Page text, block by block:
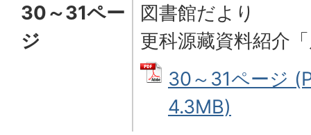
30～31ペー
ジ
図書館だより
更科源藏資料紹介
30～31ページ
4.3MB)